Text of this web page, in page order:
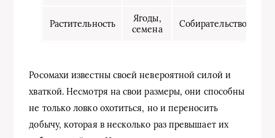
Растительность
Ягоды,
семена
Собирательство
Росомахи известны своей невероятной силой и
хваткой. Несмотря на свои размеры, они способны
не только ловко охотиться, но и переносить
добычу, которая в несколько раз превышает их